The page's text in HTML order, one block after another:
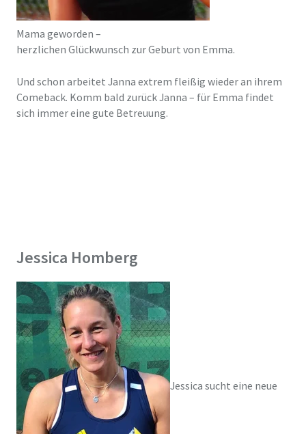
Mama geworden –
herzlichen Glückwunsch zur Geburt von Emma.
Und schon arbeitet Janna extrem fleißig wieder an ihrem
Comeback. Komm bald zurück Janna – für Emma findet
sich immer eine gute Betreuung.
Jessica Homberg
Jessica sucht eine neue